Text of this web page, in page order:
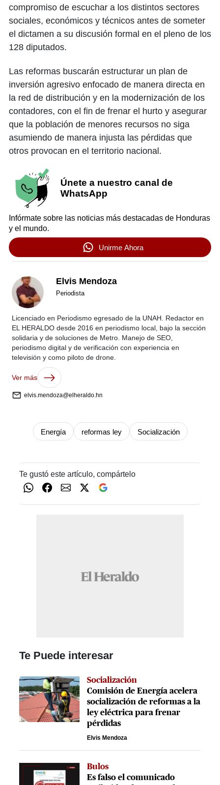
compromiso de escuchar a los distintos sectores
sociales, económicos y técnicos antes de someter
el dictamen a su discusión formal en el pleno de los
128 diputados.
Las reformas buscarán estructurar un plan de
inversión agresivo enfocado de manera directa en
la red de distribución y en la modernización de los
contadores, con el fin de frenar el hurto y asegurar
que la población de menores recursos no siga
asumiendo de manera injusta las pérdidas que
otros provocan en el territorio nacional.
Únete a nuestro canal de
WhatsApp
Infórmate sobre las noticias más destacadas de Honduras
y el mundo.
Unirme Ahora
Elvis Mendoza
Periodista
Licenciado en Periodismo egresado de la UNAH. Redactor en
EL HERALDO desde 2016 en periodismo local, bajo la sección
solidaria y de soluciones de Metro. Manejo de SEO,
periodismo digital y de verificación con experiencia en
televisión y como piloto de drone.
Ver más
elvis.mendoza@elheraldo.hn
Energía reformas ley Socialización
Te gustó este artículo, compártelo
Te Puede interesar
Socialización
Comisión de Energía acelera
socialización de reformas a la
ley eléctrica para frenar
pérdidas
Elvis Mendoza
Bulos
Es falso el comunicado